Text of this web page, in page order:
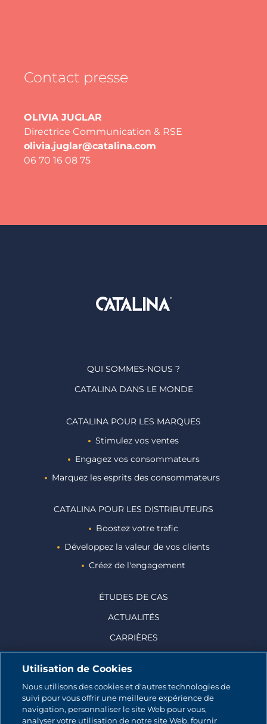
Contact presse
OLIVIA JUGLAR
Directrice Communication & RSE
olivia.juglar@catalina.com
06 70 16 08 75
QUI SOMMES-NOUS ?
CATALINA DANS LE MONDE
CATALINA POUR LES MARQUES
Stimulez vos ventes
Engagez vos consommateurs
Marquez les esprits des consommateurs ​
CATALINA POUR LES DISTRIBUTEURS
Boostez votre trafic
Développez la valeur de vos clients
Créez de l'engagement
ÉTUDES DE CAS
ACTUALITÉS
CARRIÈRES
© 2026 CATALINA MARKETING INC.
Utilisation de Cookies
Nous utilisons des cookies et d'autres technologies de
suivi pour vous offrir une meilleure expérience de
navigation, personnaliser le site Web pour vous,
analyser votre utilisation de notre site Web, fournir